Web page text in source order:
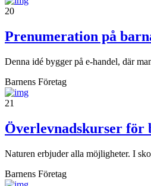
20
Prenumeration på
Denna idé bygger på e-handel, där
Barnens Företag
21
Överlevnadskurser för
Naturen erbjuder alla möjligheter. I
Barnens Företag